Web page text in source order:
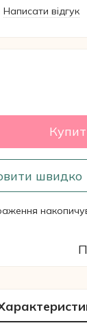
Написати відгук
швидко